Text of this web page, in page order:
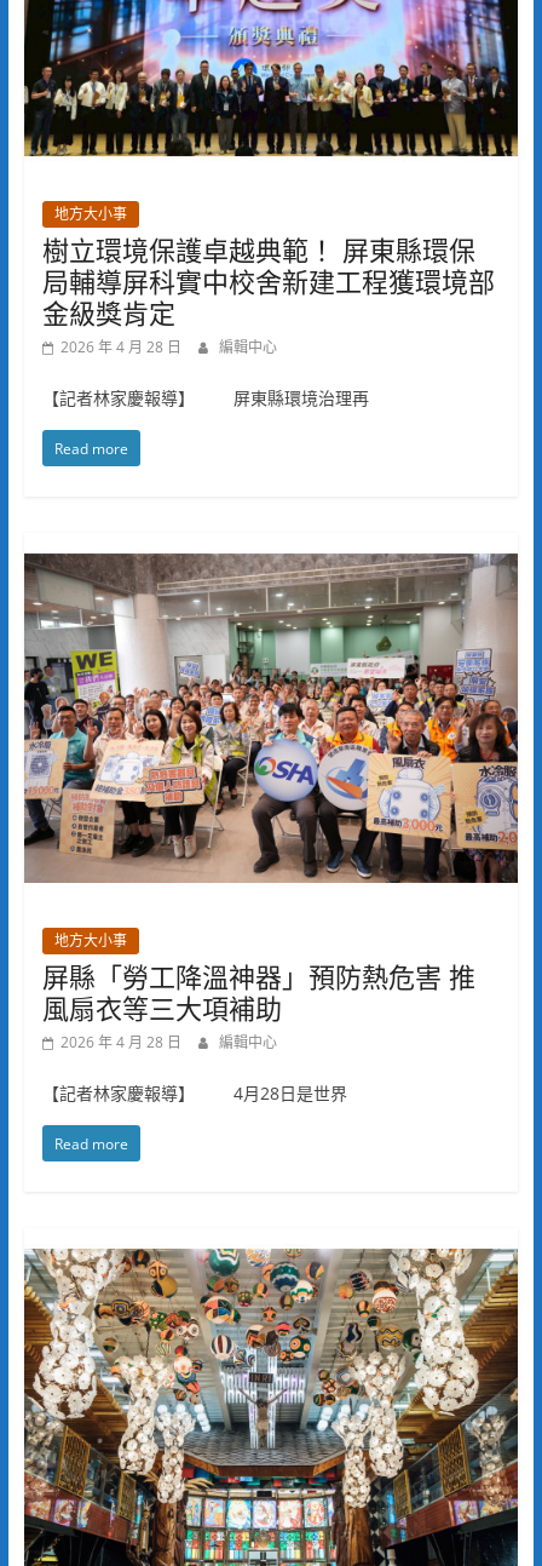
地方大小事
樹立環境保護卓越典範！ 屏東縣環保
局輔導屏科實中校舍新建工程獲環境部
金級獎肯定
2026 年 4 月 28 日 編輯中心
【記者林家慶報導】 屏東縣環境治理再
Read more
地方大小事
屏縣「勞工降溫神器」預防熱危害 推
風扇衣等三大項補助
2026 年 4 月 28 日 編輯中心
【記者林家慶報導】 4月28日是世界
Read more